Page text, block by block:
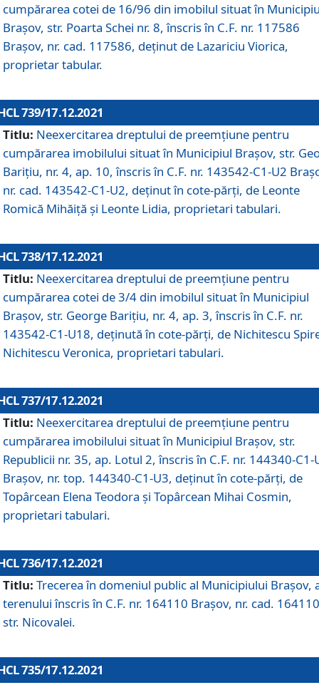
cumpărarea cotei de 16/96 din imobilul situat în
Braşov, str. Poarta Schei nr. 8, înscris în C.F. nr. 117586
Brașov, nr. cad. 117586, deținut de Lazariciu Viorica,
proprietar tabular.
739/17.12.2021
Titlu: Neexercitarea dreptului de preemţiune pentru
cumpărarea imobilului situat în Municipiul Braşov, str.
Barițiu, nr. 4, ap. 10, înscris în C.F. nr. 143542-C1-U2
nr. cad. 143542-C1-U2, deținut în cote-părți, de Leonte
Romică Mihăiță și Leonte Lidia, proprietari tabulari.
738/17.12.2021
Titlu: Neexercitarea dreptului de preemţiune pentru
cumpărarea cotei de 3/4 din imobilul situat în Municipiul
Braşov, str. George Barițiu, nr. 4, ap. 3, înscris în C.F. nr.
143542-C1-U18, deținută în cote-părți, de Nichitescu
Nichitescu Veronica, proprietari tabulari.
737/17.12.2021
Titlu: Neexercitarea dreptului de preemţiune pentru
cumpărarea imobilului situat în Municipiul Braşov, str.
Republicii nr. 35, ap. Lotul 2, înscris în C.F. nr. 144340-C1-
Brașov, nr. top. 144340-C1-U3, deținut în cote-părți, de
Topârcean Elena Teodora și Topârcean Mihai Cosmin,
proprietari tabulari.
736/17.12.2021
Titlu: Trecerea în domeniul public al Municipiului Braşov,
terenului înscris în C.F. nr. 164110 Brașov, nr. cad.
str. Nicovalei.
735/17.12.2021